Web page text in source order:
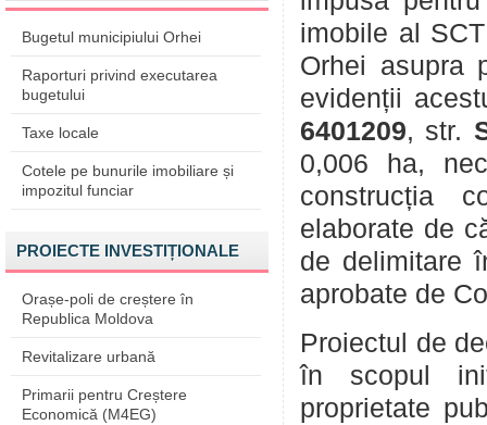
Bugetul municipiului Orhei
Raporturi privind executarea
bugetului
Taxe locale
Cotele pe bunurile imobiliare și
impozitul funciar
PROIECTE INVESTIȚIONALE
Orașe-poli de creștere în
Republica Moldova
Revitalizare urbană
Primarii pentru Creștere
Economică (M4EG)
imobile al
Orhei asupra
evidenții
6401209, str.
0,006 ha,
construcția
elaborate de
de delimitare
aprobate de
Proiectul de
în scopul
proprietate